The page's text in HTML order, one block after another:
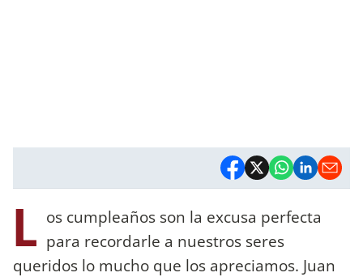
L os cumpleaños son la excusa perfecta
para recordarle a nuestros seres
queridos lo mucho que los apreciamos. Juan